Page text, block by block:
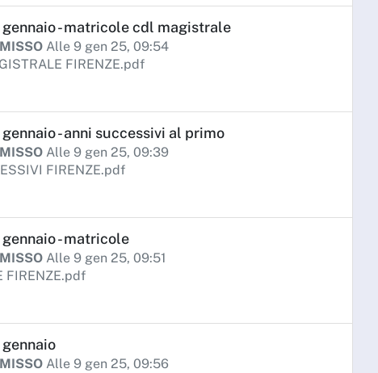
- matricole cdl magistrale
Alle 9 gen 25, 09:54
FIRENZE.pdf
- anni successivi al primo
Alle 9 gen 25, 09:39
FIRENZE.pdf
- matricole
Alle 9 gen 25, 09:51
FIRENZE.pdf
Alle 9 gen 25, 09:56